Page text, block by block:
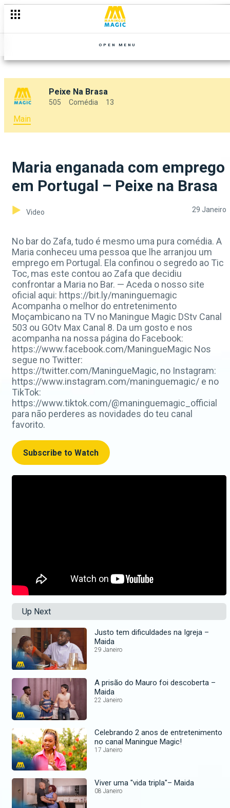
OPEN MENU
Peixe Na Brasa
505 Comédia 13
Main
Maria enganada com emprego
em Portugal – Peixe na Brasa
Video 29 Janeiro
No bar do Zafa, tudo é mesmo uma pura comédia. A
Maria conheceu uma pessoa que lhe arranjou um
emprego em Portugal. Ela confinou o segredo ao Tic
Toc, mas este contou ao Zafa que decidiu
confrontar a Maria no Bar. — Aceda o nosso site
oficial aqui: https://bit.ly/maninguemagic
Acompanha o melhor do entretenimento
Moçambicano na TV no Maningue Magic DStv Canal
503 ou GOtv Max Canal 8. Da um gosto e nos
acompanha na nossa página do Facebook:
https://www.facebook.com/ManingueMagic Nos
segue no Twitter:
https://twitter.com/ManingueMagic, no Instagram:
https://www.instagram.com/maninguemagic/ e no
TikTok:
https://www.tiktok.com/@maninguemagic_official
para não perderes as novidades do teu canal
favorito.
Subscribe to Watch
Up Next
Justo tem dificuldades na Igreja –
Maida
29 Janeiro
A prisão do Mauro foi descoberta –
Maida
22 Janeiro
Celebrando 2 anos de entretenimento
no canal Maningue Magic!
17 Janeiro
Viver uma "vida tripla"– Maida
08 Janeiro